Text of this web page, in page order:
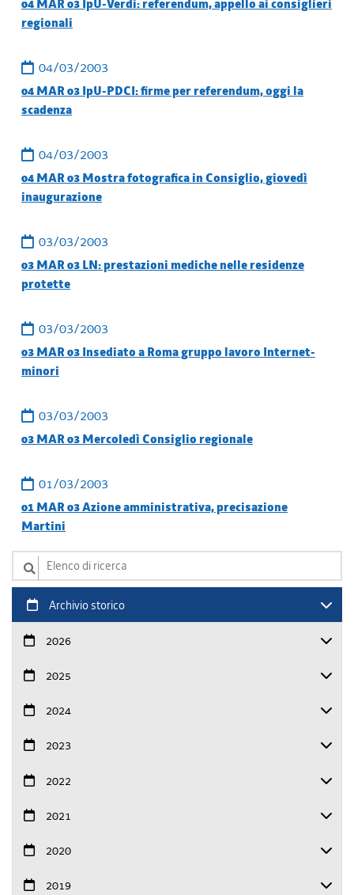
04 MAR 03 IpU-Verdi: referendum, appello ai consiglieri
regionali
04/03/2003
04 MAR 03 IpU-PDCI: firme per referendum, oggi la
scadenza
04/03/2003
04 MAR 03 Mostra fotografica in Consiglio, giovedì
inaugurazione
03/03/2003
03 MAR 03 LN: prestazioni mediche nelle residenze
protette
03/03/2003
03 MAR 03 Insediato a Roma gruppo lavoro Internet-
minori
03/03/2003
03 MAR 03 Mercoledì Consiglio regionale
01/03/2003
01 MAR 03 Azione amministrativa, precisazione
Martini
Elenco di ricerca
Archivio storico
2026
2025
2024
2023
2022
2021
2020
2019